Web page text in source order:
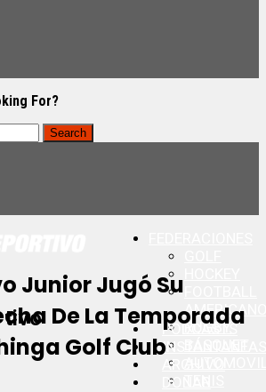
For?
RUGBY
PODCASTS
INSTANTANEAS
ARCHIVO
DONAR
Junior Jugó Su
De La Temporada
Golf Club